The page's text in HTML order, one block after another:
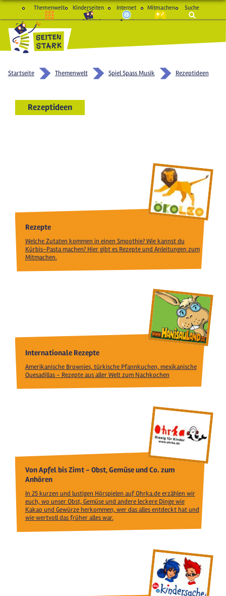
Themenwelt Kinderseiten Internet Mitmachen Suche
macht Spaß und schlau
Startseite Themenwelt Spiel Spass Musik Rezeptideen
Rezeptideen
Rezepte
Welche Zutaten kommen in einen Smoothie? Wie kannst du
Kürbis-Pasta machen? Hier gibt es Rezepte und Anleitungen zum
Mitmachen.
Internationale Rezepte
Amerikanische Brownies, türkische Pfannkuchen, mexikanische
Quesadillas - Rezepte aus aller Welt zum Nachkochen
Von Apfel bis Zimt - Obst, Gemüse und Co. zum
Anhören
In 25 kurzen und lustigen Hörspielen auf Ohrka.de erzählen wir
euch, wo unser Obst, Gemüse und andere leckere Dinge wie
Kakao und Gewürze herkommen, wer das alles entdeckt hat und
wie wertvoll das früher alles war.